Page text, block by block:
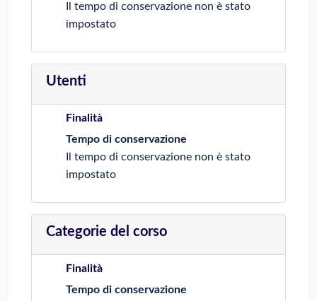
Il tempo di conservazione non è stato
impostato
Utenti
Finalità
Tempo di conservazione
Il tempo di conservazione non è stato
impostato
Categorie del corso
Finalità
Tempo di conservazione